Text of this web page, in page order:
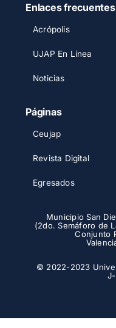
Enlaces frecuentes
Acrópolis
UJAP En Línea
Noticias
Páginas
Ceujap
Revista Digital
Egresados
Municipio San
(2do. Semáforo de
Conjunto
© 2022-2023